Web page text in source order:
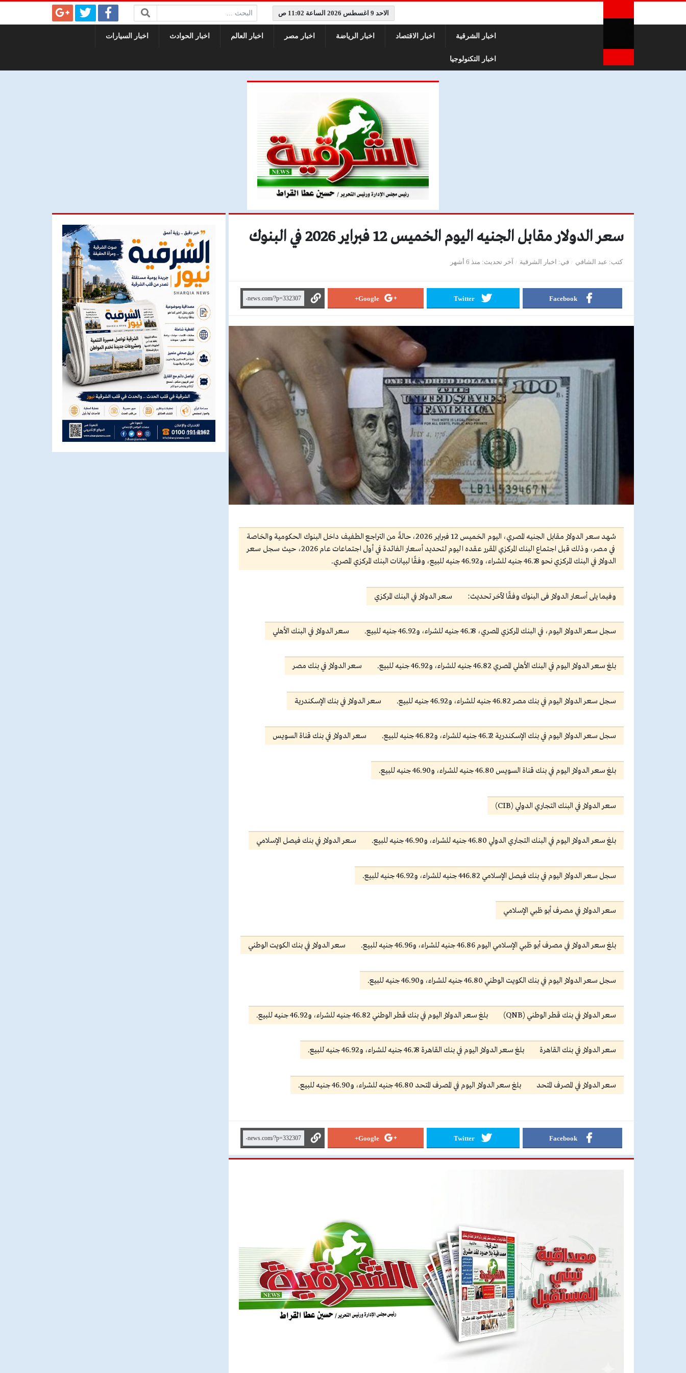
الاحد 9 اغسطس 2026 الساعة 11:02 ص البحث:
اخبار الشرقية اخبار الاقتصاد اخبار الرياضة اخبار مصر اخبار العالم اخبار الحوادث اخبار السيارات
اخبار التكنولوجيا
سعر الدولار مقابل الجنيه اليوم الخميس 12 فبراير 2026 في البنوك
كتب عبد الشافي في اخبار الشرقية آخر تحديث منذ 6 أشهر
Facebook
Twitter
Google+
شهد سعر الدولار مقابل الجنيه المصري، اليوم الخميس 12 فبراير 2026، حالةً من التراجع الطفيف داخل البنوك الحكومية والخاصة
في مصر، وذلك قبل اجتماع البنك المركزي المقرر عقده اليوم لتحديد أسعار الفائدة في أول اجتماعات عام 2026، حيث سجل سعر
الدولار في البنك المركزي نحو 46.78 جنيه للشراء، و46.92 جنيه للبيع، وفقًا لبيانات البنك المركزي المصري.
وفيما يلى أسعار الدولار فى البنوك وفقًا لآخر تحديث: سعر الدولار في البنك المركزي
سجل سعر الدولار اليوم، في البنك المركزي المصري، 46.78 جنيه للشراء، و46.92 جنيه للبيع. سعر الدولار في البنك الأهلي
بلغ سعر الدولار اليوم في البنك الأهلي المصري 46.82 جنيه للشراء، و46.92 جنيه للبيع. سعر الدولار في بنك مصر
سجل سعر الدولار اليوم في بنك مصر 46.82 جنيه للشراء، و46.92 جنيه للبيع. سعر الدولار في بنك الإسكندرية
سجل سعر الدولار اليوم في بنك الإسكندرية 46.72 جنيه للشراء، و46.82 جنيه للبيع. سعر الدولار في بنك قناة السويس
بلغ سعر الدولار اليوم في بنك قناة السويس 46.80 جنيه للشراء، و46.90 جنيه للبيع.
سعر الدولار في البنك التجاري الدولي (CIB)
بلغ سعر الدولار اليوم في البنك التجاري الدولي 46.80 جنيه للشراء، و46.90 جنيه للبيع. سعر الدولار في بنك فيصل الإسلامي
سجل سعر الدولار اليوم في بنك فيصل الإسلامي 446.82 جنيه للشراء، و46.92 جنيه للبيع.
سعر الدولار في مصرف أبو ظبي الإسلامي
بلغ سعر الدولار في مصرف أبو ظبي الإسلامي اليوم 46.86 جنيه للشراء، و46.96 جنيه للبيع. سعر الدولار في بنك الكويت الوطني
سجل سعر الدولار اليوم في بنك الكويت الوطني 46.80 جنيه للشراء، و46.90 جنيه للبيع.
سعر الدولار في بنك قطر الوطني (QNB) بلغ سعر الدولار اليوم في بنك قطر الوطني 46.82 جنيه للشراء، و46.92 جنيه للبيع.
سعر الدولار في بنك القاهرة بلغ سعر الدولار اليوم في بنك القاهرة 46.78 جنيه للشراء، و46.92 جنيه للبيع.
سعر الدولار في المصرف المتحد بلغ سعر الدولار اليوم في المصرف المتحد 46.80 جنيه للشراء، و46.90 جنيه للبيع.
Facebook
Twitter
Google+